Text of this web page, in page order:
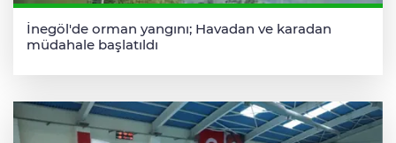
İnegöl'de orman yangını; Havadan ve karadan
müdahale başlatıldı